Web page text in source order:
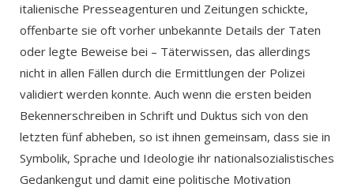
italienische Presseagenturen und Zeitungen schickte,
offenbarte sie oft vorher unbekannte Details der Taten
oder legte Beweise bei – Täterwissen, das allerdings
nicht in allen Fällen durch die Ermittlungen der Polizei
validiert werden konnte. Auch wenn die ersten beiden
Bekennerschreiben in Schrift und Duktus sich von den
letzten fünf abheben, so ist ihnen gemeinsam, dass sie in
Symbolik, Sprache und Ideologie ihr nationalsozialistisches
Gedankengut und damit eine politische Motivation